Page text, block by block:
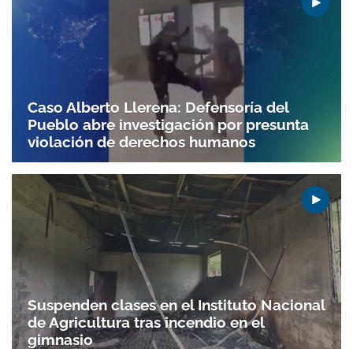
Caso Alberto Llerena: Defensoría del
Pueblo abre investigación por presunta
violación de derechos humanos
Suspenden clases en el Instituto Nacional
de Agricultura tras incendio en el
gimnasio